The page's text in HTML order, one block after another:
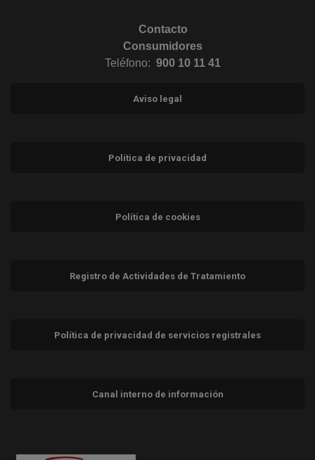
Contacto
Consumidores
Teléfono: 900 10 11 41
Aviso legal
Política de privacidad
Política de cookies
Registro de Actividades de Tratamiento
Política de privacidad de servicios registrales
Canal interno de información